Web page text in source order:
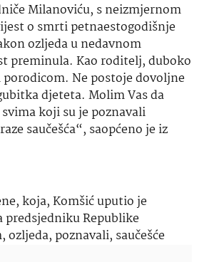
Milanoviću, s neizmjernom
o smrti petnaestogodišnje
ozljeda u nedavnom
preminula. Kao roditelj, duboko
porodicom. Ne postoje dovoljne
djeteta. Molim Vas da
koji su je poznavali
saučešća“, saopćeno je iz
,koja,Komšić uputio je
predsjedniku Republike
,ozljeda, poznavali, saučešće